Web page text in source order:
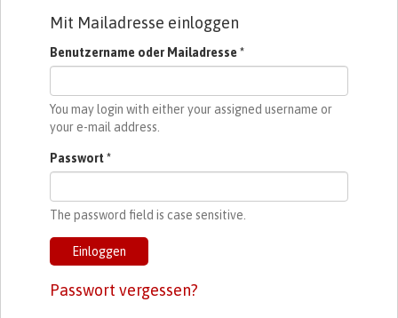
Mit Mailadresse einloggen
Benutzername oder Mailadresse *
You may login with either your assigned username or
your e-mail address.
Passwort*
The password field is case sensitive.
Einloggen
Passwort vergessen?